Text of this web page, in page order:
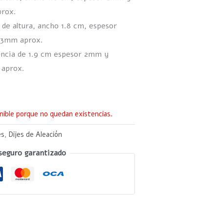
altura, ancho 1.8 cm, espesor
aprox.
de 1.9 cm espesor 2mm y
porque no quedan existencias.
, Dijes de Aleación
garantizado